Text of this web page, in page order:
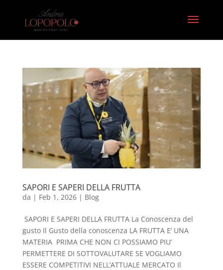
SAPORI E SAPERI DELLA FRUTTA
da | Feb 1, 2026| Blog
SAPORI E SAPERI DELLA FRUTTA La Conoscenza del
gusto Il Gusto della conoscenza LA FRUTTA E’ UNA
MATERIA PRIMA CHE NON CI POSSIAMO PIU’
PERMETTERE DI SOTTOVALUTARE SE VOGLIAMO
ESSERE COMPETITIVI NELL’ATTUALE MERCATO Il